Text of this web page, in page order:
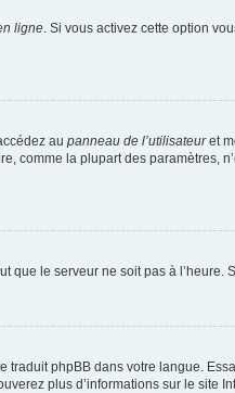
ligne . Si vous activez cette option
au panneau de l’utilisateuret
comme la plupart des paramètres,
que le serveur ne soit pas à l’heure.
phpBB dans votre langue.
plus d’informations sur le site